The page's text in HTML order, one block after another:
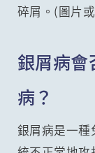
碎屑。(圖片
銀屑病會
病？
銀屑病是一種